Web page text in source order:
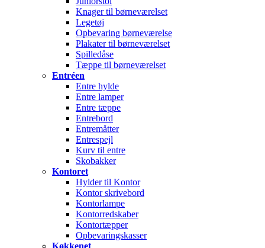
Knager til børneværelset
Legetøj
Opbevaring børneværelse
Plakater til børneværelset
Spilledåse
Tæppe til børneværelset
Entréen
Entre hylde
Entre lamper
Entre tæppe
Entrebord
Entremåtter
Entrespejl
Kurv til entre
Skobakker
Kontoret
Hylder til Kontor
Kontor skrivebord
Kontorlampe
Kontorredskaber
Kontortæpper
Opbevaringskasser
Køkkenet